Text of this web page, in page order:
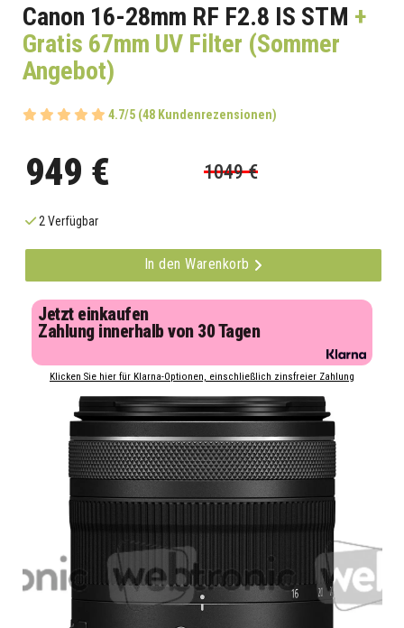
Canon 16-28mm RF F2.8 IS STM +
Gratis 67mm UV Filter (Sommer
Angebot)
4.7/5 (48 Kundenrezensionen)
949 € 1049 €
2 Verfügbar
In den Warenkorb
Jetzt einkaufen
Zahlung innerhalb von 30 Tagen
Klicken Sie hier für Klarna-Optionen, einschließlich zinsfreier Zahlung